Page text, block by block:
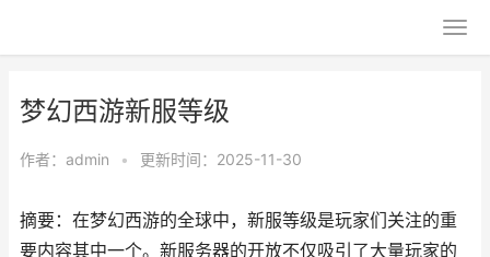
梦幻西游新服等级
作者： admin • 更新时间：2025-11-30
摘要：在梦幻西游的全球中，新服等级是玩家们关注的重
要内容其中一个。新服务器的开放不仅吸引了大量玩家的